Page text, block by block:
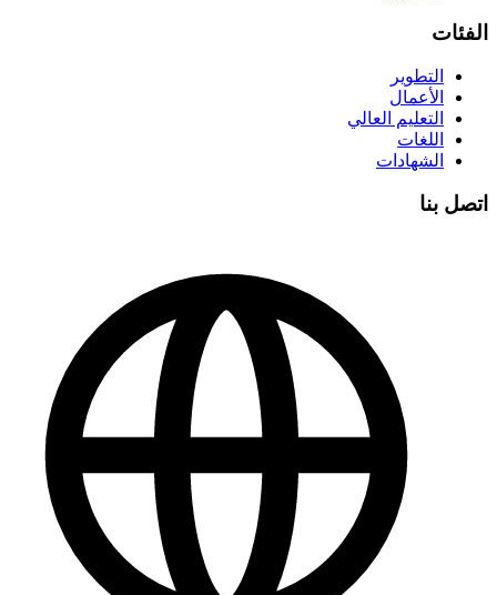
الفئات
التطوير
الأعمال
التعليم العالي
اللغات
الشهادات
اتصل بنا